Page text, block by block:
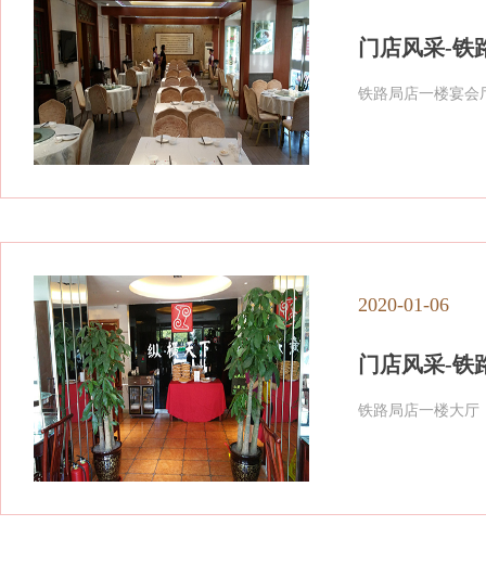
门店风采-铁
铁路局店一楼宴会
2020-01-06
门店风采-铁
铁路局店一楼大厅